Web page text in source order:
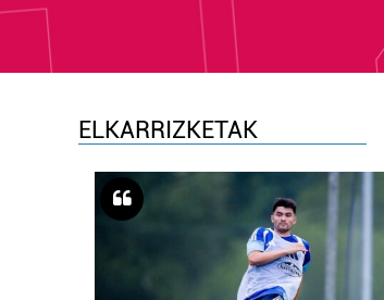
ELKARRIZKETAK